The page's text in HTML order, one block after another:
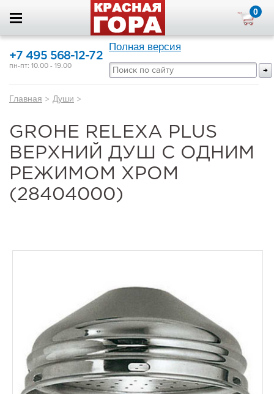
0
+7 495 568-12-72
пн-пт: 10.00 - 19.00
Полная версия
Главная > Души >
GROHE RELEXA PLUS
ВЕРХНИЙ ДУШ С ОДНИМ
РЕЖИМОМ ХРОМ
(28404000)